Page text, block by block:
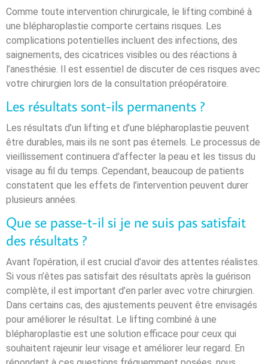
Comme toute intervention chirurgicale, le lifting combiné à
une blépharoplastie comporte certains risques. Les
complications potentielles incluent des infections, des
saignements, des cicatrices visibles ou des réactions à
l’anesthésie. Il est essentiel de discuter de ces risques avec
votre chirurgien lors de la consultation préopératoire.
Les résultats sont-ils permanents ?
Les résultats d’un lifting et d’une blépharoplastie peuvent
être durables, mais ils ne sont pas éternels. Le processus de
vieillissement continuera d’affecter la peau et les tissus du
visage au fil du temps. Cependant, beaucoup de patients
constatent que les effets de l’intervention peuvent durer
plusieurs années.
Que se passe-t-il si je ne suis pas satisfait
des résultats ?
Avant l’opération, il est crucial d’avoir des attentes réalistes.
Si vous n’êtes pas satisfait des résultats après la guérison
complète, il est important d’en parler avec votre chirurgien.
Dans certains cas, des ajustements peuvent être envisagés
pour améliorer le résultat. Le lifting combiné à une
blépharoplastie est une solution efficace pour ceux qui
souhaitent rajeunir leur visage et améliorer leur regard. En